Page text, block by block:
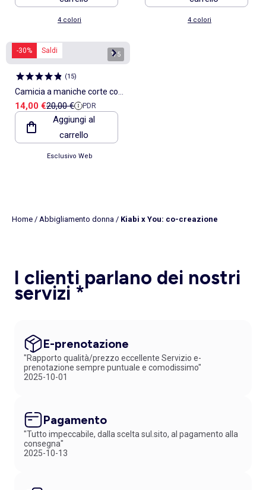
4 colori 4 colori
-30% Saldi 1/5
(15)
Camicia a maniche corte con
ricami
Prezzo di vendita
14,00 €Prezzo di riferimento
20,00 € PDR
Aggiungi al
carrello
Esclusivo Web
Home / Abbigliamento donna / Kiabi x You: co-creazione
I clienti parlano dei nostri
servizi *
E-prenotazione
"Rapporto qualità/prezzo eccellente Servizio e-
prenotazione sempre puntuale e comodissimo"
2025-10-01
Pagamento
"Tutto impeccabile, dalla scelta sul.sito, al pagamento alla
consegna"
2025-10-13